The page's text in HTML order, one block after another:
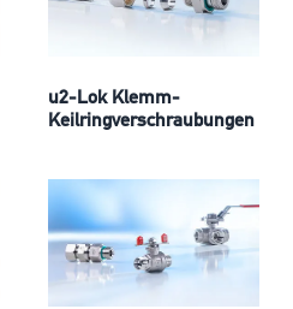
u2-Lok Klemm-
Keilringverschraubungen